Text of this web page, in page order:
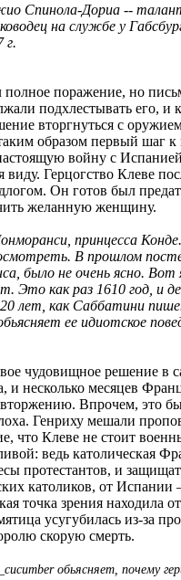
Спинола-Дориа --
на службе у
г.
полное поражение, но
подхлестывать его, и
вторгнуться с
образом первый шаг
войну с
виду. Герцогство Клеве
Он готов был
желанную женщину.
принцесса
В прошлом
было не очень ясно. Вот
Это как раз 1610 год, и
лет, как Саббатини
ее идиотское
чудовищное решение в
и несколько месяцев
вторжению. Впрочем, это
Генриху мешали
что Клеве не стоит
ведь католическая
протестантов, и
католиков, от Испании
точка зрения находила
усугубилась из-за
скорую смерть.
обьясняет, почему